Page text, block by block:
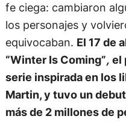
fe ciega: cambiaron
los personajes y
equivocaban. El 17 de
“Winter Is Coming”, el
serie inspirada en los
Martin, y tuvo un
más de 2 millones de